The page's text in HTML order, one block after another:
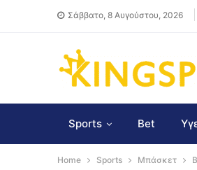
Σάββατο, 8 Αυγούστου, 2026
Sports Bet
Home Sports Μπάσκετ